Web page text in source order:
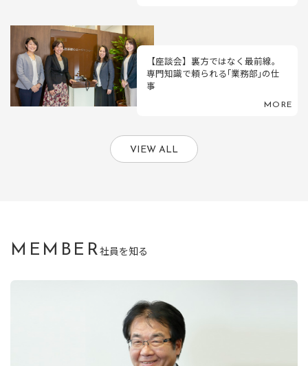
【座談会】裏方ではなく最前線。
専門知識で頼られる｢業務部｣の仕
事
MORE
VIEW ALL
MEMBER社員を知る